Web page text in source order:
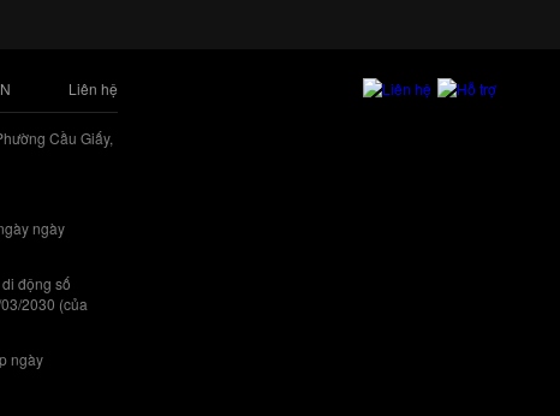
Liên hệ
Cầu Giấy,
ngày
động số
2030 (của
ngày